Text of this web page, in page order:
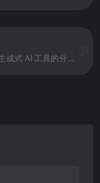
AI导航站是一款 AIGC 工具导航平台，提供生成式 AI 工具的分类与聚合入口，覆盖 AI 写作、AI 绘画、AI 设计、AI 办公、AI 客服、AI 营销、AI 语音生成、AI 视频生成等多个领域。平台的目标是帮助用户快速找到所需工具，提高工作效率。